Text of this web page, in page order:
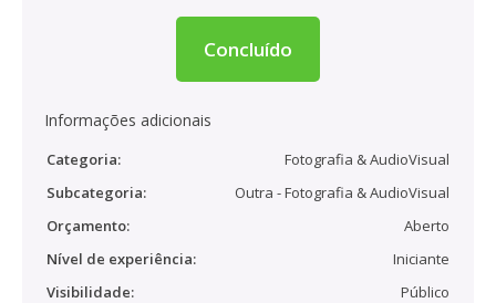
Concluído
Informações adicionais
Categoria:
Fotografia & AudioVisual
Subcategoria:
Outra - Fotografia & AudioVisual
Orçamento:
Aberto
Nível de experiência:
Iniciante
Visibilidade:
Público